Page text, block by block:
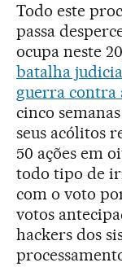
Todo este
passa
ocupa neste
batalha
guerra contra
cinco
seus acólitos
50 ações em
todo tipo de
com o voto
votos
hackers dos